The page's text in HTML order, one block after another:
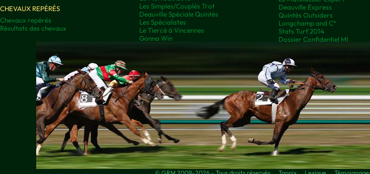
CHEVAUX REPÉRÉS
Chevaux repérés
Résultats des chevaux
Les Simples/Couplés Trot
Deauville Spéciale Quintés
Les Spécialistes
Le Tiercé à Vincennes
Gonna Win
Deauville Express
Quintés Outsiders
Longchamp and C°
Stats Turf 2014
Dossier Confidentiel MI